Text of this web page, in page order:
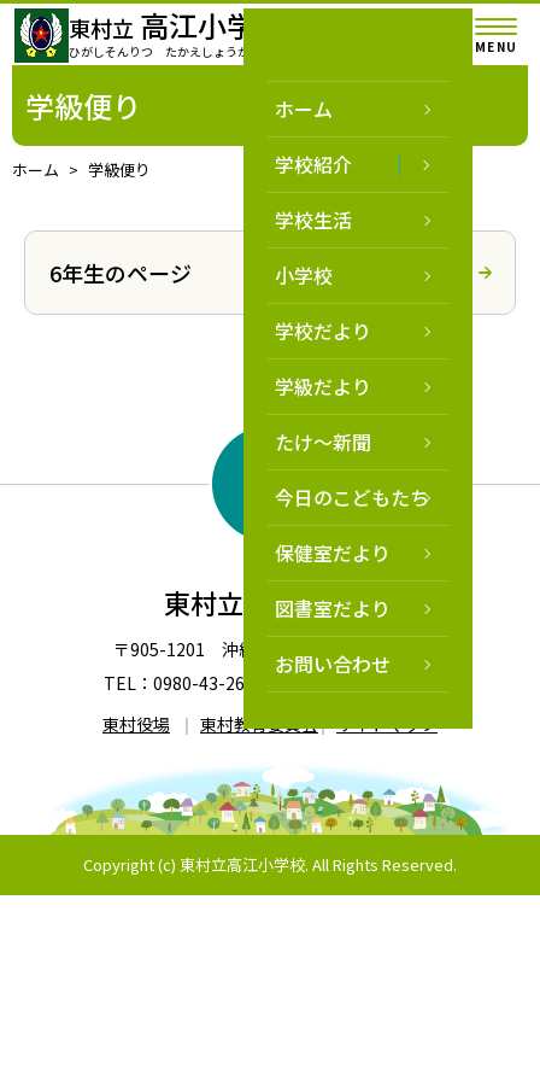
東村立 高江小学校
ひがしそんりつ たかえしょうがっこう
ホーム
学校紹介
学校生活
小学校
学校だより
学級だより
たけ～新聞
今日のこどもたち
保健室だより
図書室だより
お問い合わせ
MENU
学級便り
ホーム 学級便り
6年生のページ
東村立高江小学校
〒905-1201 沖縄県国頭郡東村高江83-8
TEL：0980-43-2683 FAX：0980-43-2523
東村役場
東村教育委員会 サイトマップ
Copyright (c) 東村立高江小学校. All Rights Reserved.